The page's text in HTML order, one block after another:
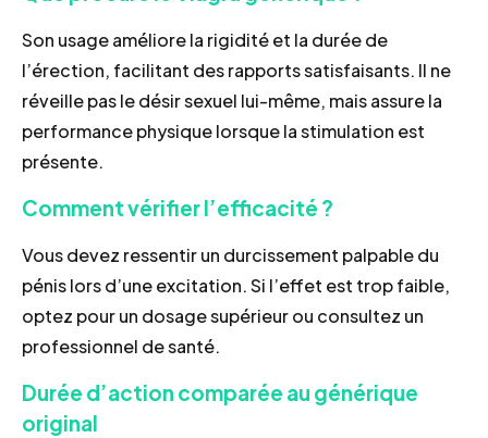
Son usage améliore la rigidité et la durée de
l’érection, facilitant des rapports satisfaisants. Il ne
réveille pas le désir sexuel lui-même, mais assure la
performance physique lorsque la stimulation est
présente.
Comment vérifier l’efficacité ?
Vous devez ressentir un durcissement palpable du
pénis lors d’une excitation. Si l’effet est trop faible,
optez pour un dosage supérieur ou consultez un
professionnel de santé.
Durée d’action comparée au générique
original